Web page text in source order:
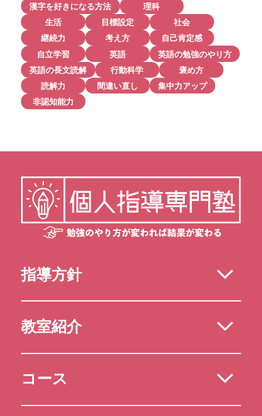
漢字を好きになる方法
理科
生活
目標設定
社会
継続力
考え方
自己肯定感
自立学習
英語
英語の勉強のやり方
英語の長文読解
行動科学
褒め方
読解力
間違い直し
集中力アップ
非認知能力
指導方針
教室紹介
コース